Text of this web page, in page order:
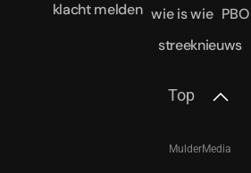
klacht melden wie is wie PBO
streeknieuws
Top
MulderMedia